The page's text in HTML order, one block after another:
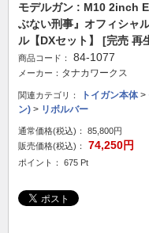
モデルガン : M10 2inch
ぶない刑事』オフィシャ
ル【DXセット】 [完売 再
商品コード： 84-1077
メーカー： タナカワークス
関連カテゴリ： トイガン本体>
ン) > リボルバー
通常価格(税込)：
85,800円
販売価格(税込)：
74,250円
ポイント： 675 Pt